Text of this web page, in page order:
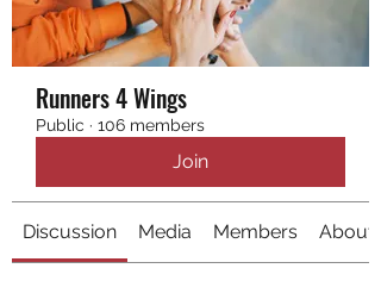
Runners 4 Wings
Public · 106 members
Join
Discussion Media Members About